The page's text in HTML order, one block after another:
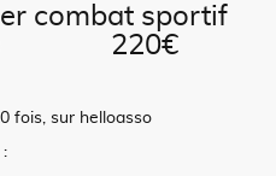
combat sportif
+) 220€
fois, sur helloasso
: